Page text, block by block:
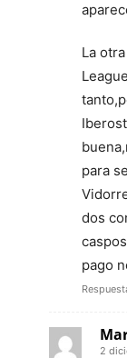
La
para
dos
pago
2